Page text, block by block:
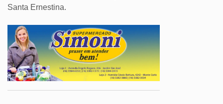
Santa Ernestina.